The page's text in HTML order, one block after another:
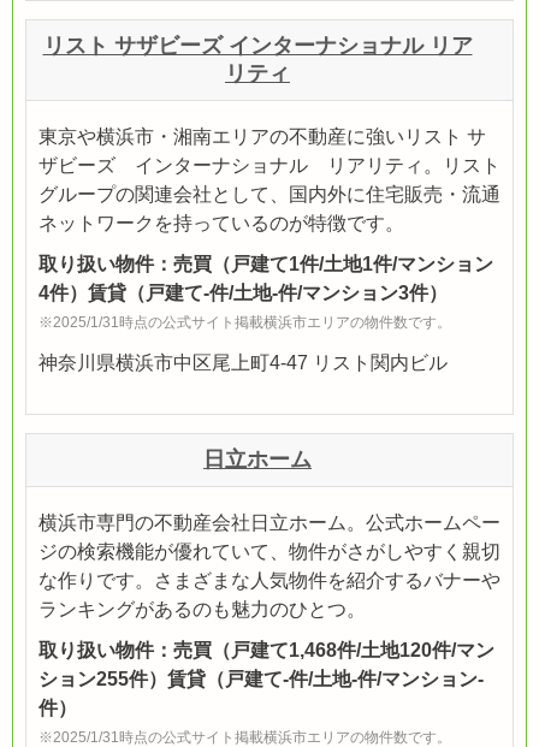
リスト サザビーズ インターナショナル リア
リティ
東京や横浜市・湘南エリアの不動産に強いリスト サ
ザビーズ インターナショナル リアリティ。リスト
グループの関連会社として、国内外に住宅販売・流通
ネットワークを持っているのが特徴です。
取り扱い物件：売買（戸建て1件/土地1件/マンション
4件）賃貸（戸建て-件/土地-件/マンション3件）
※2025/1/31時点の公式サイト掲載横浜市エリアの物件数です。
神奈川県横浜市中区尾上町4-47 リスト関内ビル
日立ホーム
横浜市専門の不動産会社日立ホーム。公式ホームペー
ジの検索機能が優れていて、物件がさがしやすく親切
な作りです。さまざまな人気物件を紹介するバナーや
ランキングがあるのも魅力のひとつ。
取り扱い物件：売買（戸建て1,468件/土地120件/マン
ション255件）賃貸（戸建て-件/土地-件/マンション-
件）
※2025/1/31時点の公式サイト掲載横浜市エリアの物件数です。